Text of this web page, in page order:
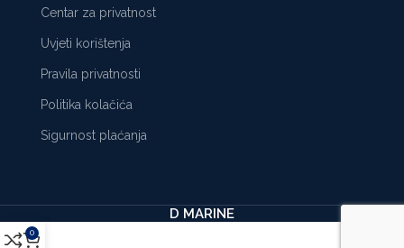
Centar za privatnost
Uvjeti korištenja
Pravila privatnosti
Politika kolačića
Sigurnost plaćanja
D MARINE
0